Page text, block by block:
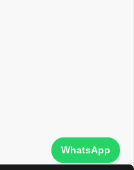
WhatsApp